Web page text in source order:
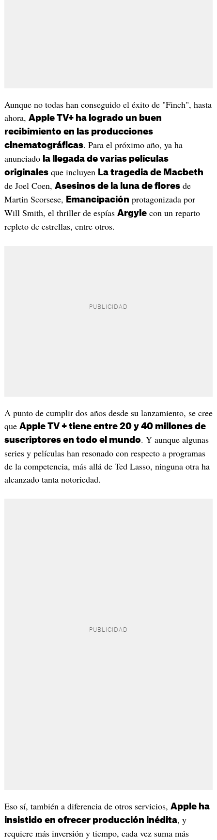
Aunque no todas han conseguido el éxito de "Finch", hasta
ahora, Apple TV+ ha logrado un buen
recibimiento en las producciones
cinematográficas. Para el próximo año, ya ha
anunciado la llegada de varias películas
originalesque incluyen La tragedia de Macbeth
de Joel Coen, Asesinos de la luna de floresde
Martin Scorsese, Emancipación protagonizada por
Will Smith, el thriller de espías Argylecon un reparto
repleto de estrellas, entre otros.
A punto de cumplir dos años desde su lanzamiento, se cree
que Apple TV + tiene entre 20 y 40 millones de
suscriptores en todo el mundo. Y aunque algunas
series y películas han resonado con respecto a programas
de la competencia, más allá de Ted Lasso, ninguna otra ha
alcanzado tanta notoriedad.
Eso sí, también a diferencia de otros servicios, Apple ha
insistido en ofrecer producción inédita, y
requiere más inversión y tiempo, cada vez suma más